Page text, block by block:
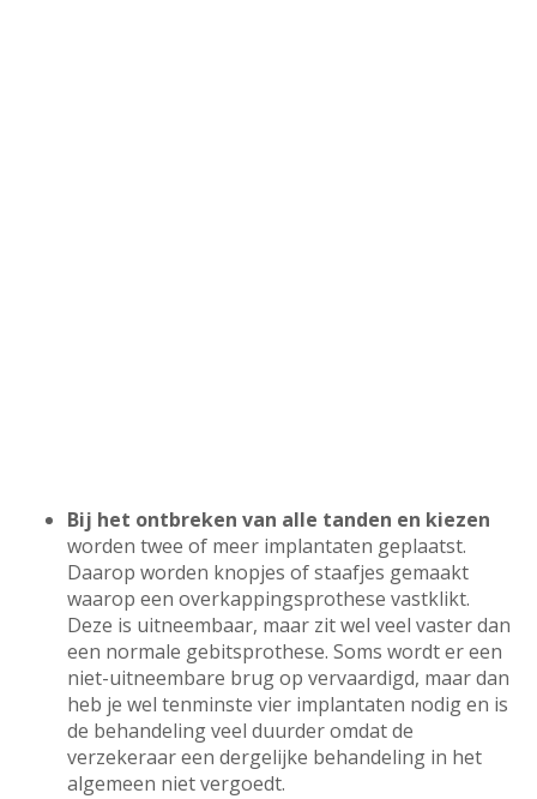
Bij het ontbreken van alle tanden en kiezen
worden twee of meer implantaten geplaatst.
Daarop worden knopjes of staafjes gemaakt
waarop een overkappingsprothese vastklikt.
Deze is uitneembaar, maar zit wel veel vaster dan
een normale gebitsprothese. Soms wordt er een
niet-uitneembare brug op vervaardigd, maar dan
heb je wel tenminste vier implantaten nodig en is
de behandeling veel duurder omdat de
verzekeraar een dergelijke behandeling in het
algemeen niet vergoedt.